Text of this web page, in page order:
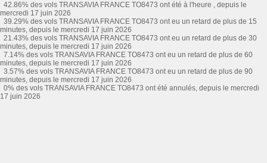
42.86% des vols TRANSAVIA FRANCE TO8473 ont été à l'heure , depuis le
mercredi 17 juin 2026
39.29% des vols TRANSAVIA FRANCE TO8473 ont eu un retard de plus de 15
minutes, depuis le mercredi 17 juin 2026
21.43% des vols TRANSAVIA FRANCE TO8473 ont eu un retard de plus de 30
minutes, depuis le mercredi 17 juin 2026
7.14% des vols TRANSAVIA FRANCE TO8473 ont eu un retard de plus de 60
minutes, depuis le mercredi 17 juin 2026
3.57% des vols TRANSAVIA FRANCE TO8473 ont eu un retard de plus de 90
minutes, depuis le mercredi 17 juin 2026
0% des vols TRANSAVIA FRANCE TO8473 ont été annulés, depuis le mercredi
17 juin 2026